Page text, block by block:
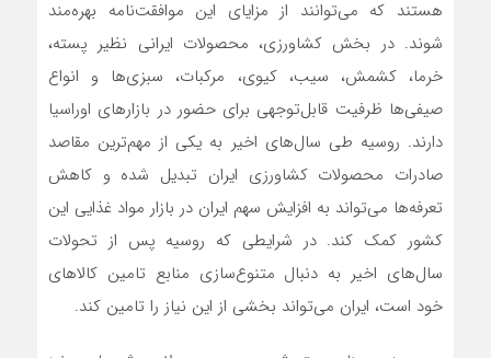
هستند که می‌توانند از مزایای این موافقت‌نامه بهره‌مند
شوند. در بخش کشاورزی، محصولات ایرانی نظیر پسته،
خرما، کشمش، سیب، کیوی، مرکبات، سبزی‌ها و انواع
صیفی‌ها ظرفیت قابل‌توجهی برای حضور در بازارهای اوراسیا
دارند. روسیه طی سال‌های اخیر به یکی از مهم‌ترین مقاصد
صادرات محصولات کشاورزی ایران تبدیل شده و کاهش
تعرفه‌ها می‌تواند به افزایش سهم ایران در بازار مواد غذایی این
کشور کمک کند. در شرایطی که روسیه پس از تحولات
سال‌های اخیر به دنبال متنوع‌سازی منابع تامین کالاهای
خود است، ایران می‌تواند بخشی از این نیاز را تامین کند.